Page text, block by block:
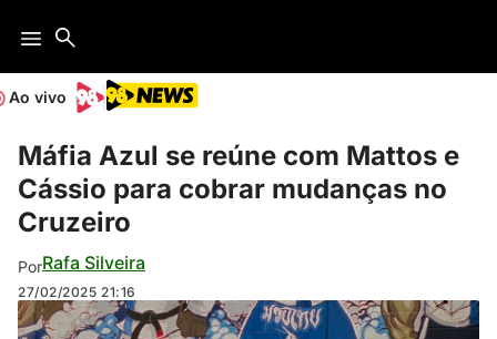
Ao vivo
Máfia Azul se reúne com Mattos e
Cássio para cobrar mudanças no
Cruzeiro
PorRafa Silveira
27/02/2025 21:16